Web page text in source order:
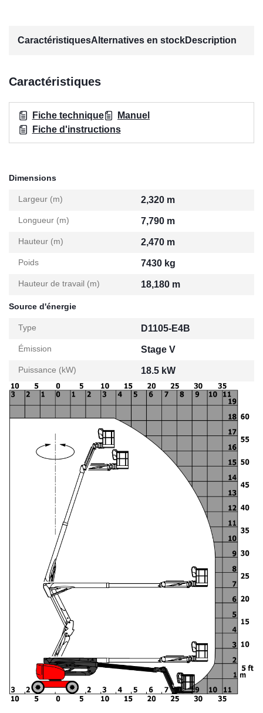
CaractéristiquesAlternatives en stockDescription
Caractéristiques
Fiche technique
Manuel
Fiche d'instructions
Dimensions
Largeur (m) 2,320 m
Longueur (m) 7,790 m
Hauteur (m) 2,470 m
Poids 7430 kg
Hauteur de travail (m) 18,180 m
Source d'énergie
Type D1105-E4B
Émission Stage V
Puissance (kW)
18.5 kW
Diagramme de charge